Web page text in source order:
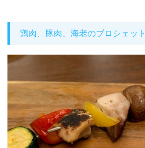
鶏肉、豚肉、海老のブロシェット